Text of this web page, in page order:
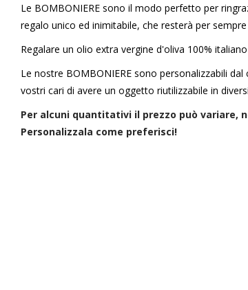
Le BOMBONIERE sono il modo perfetto per
regalo unico ed inimitabile, che resterà per
Regalare un olio extra vergine d'oliva 100%
Le nostre BOMBONIERE sono personalizzabili
vostri cari di avere un oggetto riutilizzabile in
Per alcuni quantitativi il prezzo può variare,
Personalizzala come preferisci!